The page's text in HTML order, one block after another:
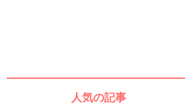
人気の記事